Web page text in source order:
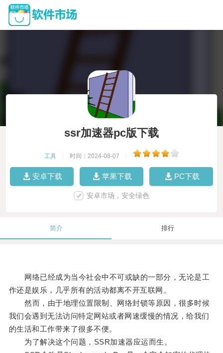
ssr加速器pc版下载
工具 时间：2024-08-07
安卓下载 苹果下载 PC下载
安卓市场，安全绿色
简介 排行
网络已经成为当今社会中不可或缺的一部分，无论是工
作还是娱乐，几乎所有的活动都离不开互联网。
然而，由于地理位置限制、网络封锁等原因，很多时候
我们会遇到无法访问特定网站或者网速缓慢的情况，给我们
的生活和工作带来了很多不便。
为了解决这个问题，SSR加速器应运而生。